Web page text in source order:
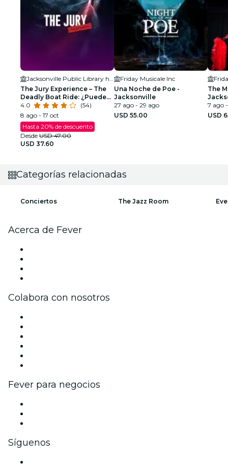
Jacksonville Public Library held in the Ann & David Hicks Auditorium
The Jury Experience – The
Deadly Boat Ride: ¿Puede
Jacksonville entregar
justicia?
4.0
(54)
8 ago - 17 oct
Hasta 20% de descuento
Desde USD 47.00
USD 37.60
Friday Musicale Inc
Una Noche de Poe -
Jacksonville
27 ago - 29 ago
USD 55.00
The
7 ago
USD
Categorías relacionadas
Conciertos The Jazz Room
Acerca de Fever
Colabora con nosotros
Fever para negocios
Síguenos